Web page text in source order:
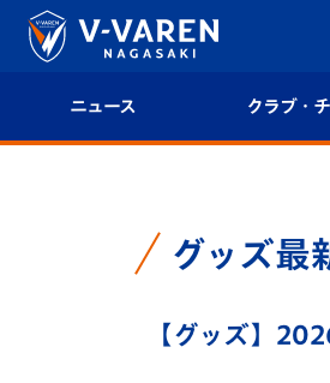
ニュース クラブ・
グッズ最
【グッズ】